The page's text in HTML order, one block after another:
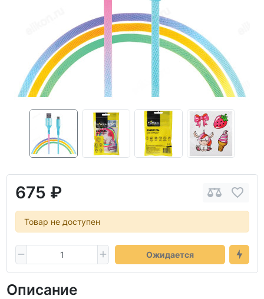
675 ₽
Товар не доступен
Ожидается
Описание